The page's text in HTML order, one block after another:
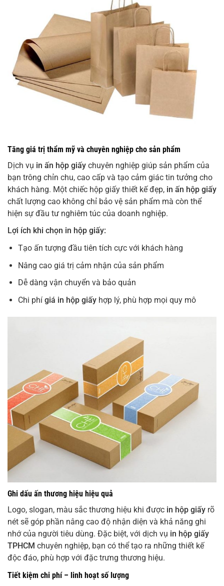
Tăng giá trị thẩm mỹ và chuyên nghiệp cho sản phẩm
Dịch vụ in ấn hộp giấy chuyên nghiệp giúp sản phẩm của
bạn trông chỉn chu, cao cấp và tạo cảm giác tin tưởng cho
khách hàng. Một chiếc hộp giấy thiết kế đẹp, in ấn hộp giấy
chất lượng cao không chỉ bảo vệ sản phẩm mà còn thể
hiện sự đầu tư nghiêm túc của doanh nghiệp.
Lợi ích khi chọn in hộp giấy:
Tạo ấn tượng đầu tiên tích cực với khách hàng
Nâng cao giá trị cảm nhận của sản phẩm
Dễ dàng vận chuyển và bảo quản
Chi phí giá in hộp giấyhợp lý, phù hợp mọi quy mô
Ghi dấu ấn thương hiệu hiệu quả
Logo, slogan, màu sắc thương hiệu khi được in hộp giấy rõ
nét sẽ góp phần nâng cao độ nhận diện và khả năng ghi
nhớ của người tiêu dùng. Đặc biệt, với dịch vụ in hộp giấy
TPHCM chuyên nghiệp, bạn có thể tạo ra những thiết kế
độc đáo, phù hợp với đặc trưng thương hiệu.
Tiết kiệm chi phí – linh hoạt số lượng